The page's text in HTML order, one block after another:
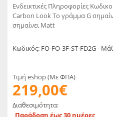
Ενδεικτικές Πληροφορίες
Carbon Look Το γράμμα G
σημαίνει Matt
Κωδικός: FO-FO-3F-ST-FD2G -
Τιμή eshop (Με ΦΠΑ)
219,00€
Διαθεσιμότητα:
Παράδοση έως 30 ημέρες